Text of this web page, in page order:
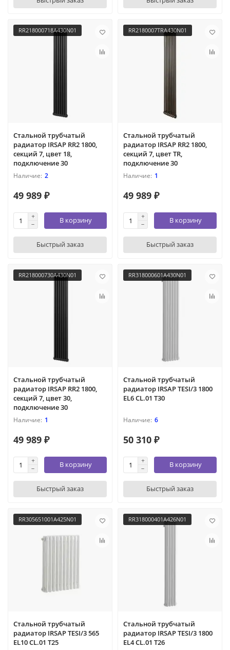
RR218000718A430N01
Стальной трубчатый
радиатор IRSAP RR2 1800,
секций 7, цвет 18,
подключение 30
2
49 989 ₽
В корзину
Быстрый заказ
RR2180007TRA430N01
Стальной трубчатый
радиатор IRSAP RR2 1800,
секций 7, цвет TR,
подключение 30
1
49 989 ₽
В корзину
Быстрый заказ
RR218000730A430N01
Стальной трубчатый
радиатор IRSAP RR2 1800,
секций 7, цвет 30,
подключение 30
1
49 989 ₽
В корзину
Быстрый заказ
RR318000601A430N01
Стальной трубчатый
радиатор IRSAP TESI/3 1800
EL6 CL.01 T30
6
50 310 ₽
В корзину
Быстрый заказ
RR305651001A425N01
Стальной трубчатый
радиатор IRSAP TESI/3 565
EL10 CL.01 T25
RR318000401A426N01
Стальной трубчатый
радиатор IRSAP TESI/3 1800
EL4 CL.01 T26